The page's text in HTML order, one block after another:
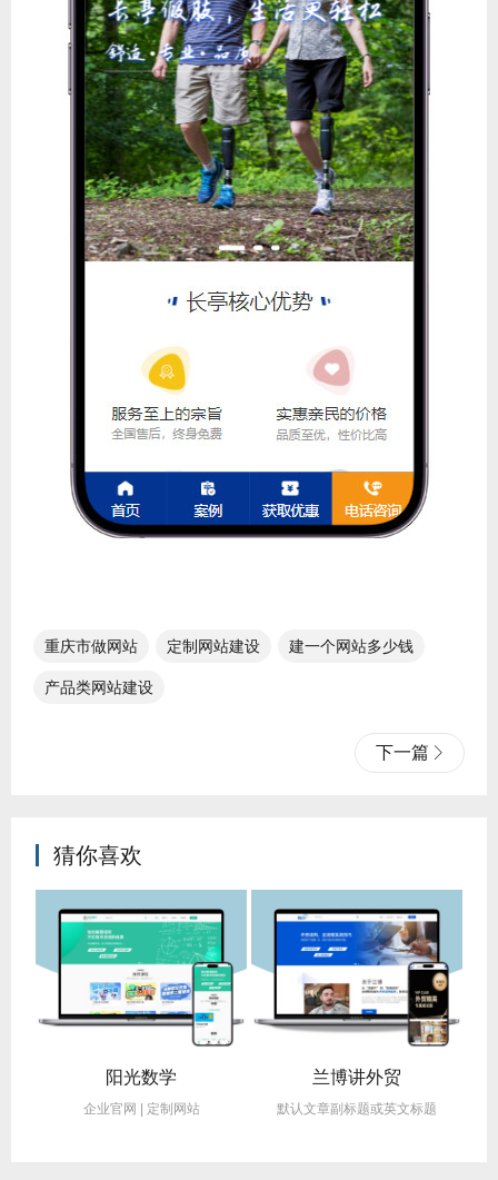
重庆市做网站 定制网站建设 建一个网站多少钱
产品类网站建设
下一篇
猜你喜欢
阳光数学
企业官网 | 定制网站
兰博讲外贸
默认文章副标题或英文标题